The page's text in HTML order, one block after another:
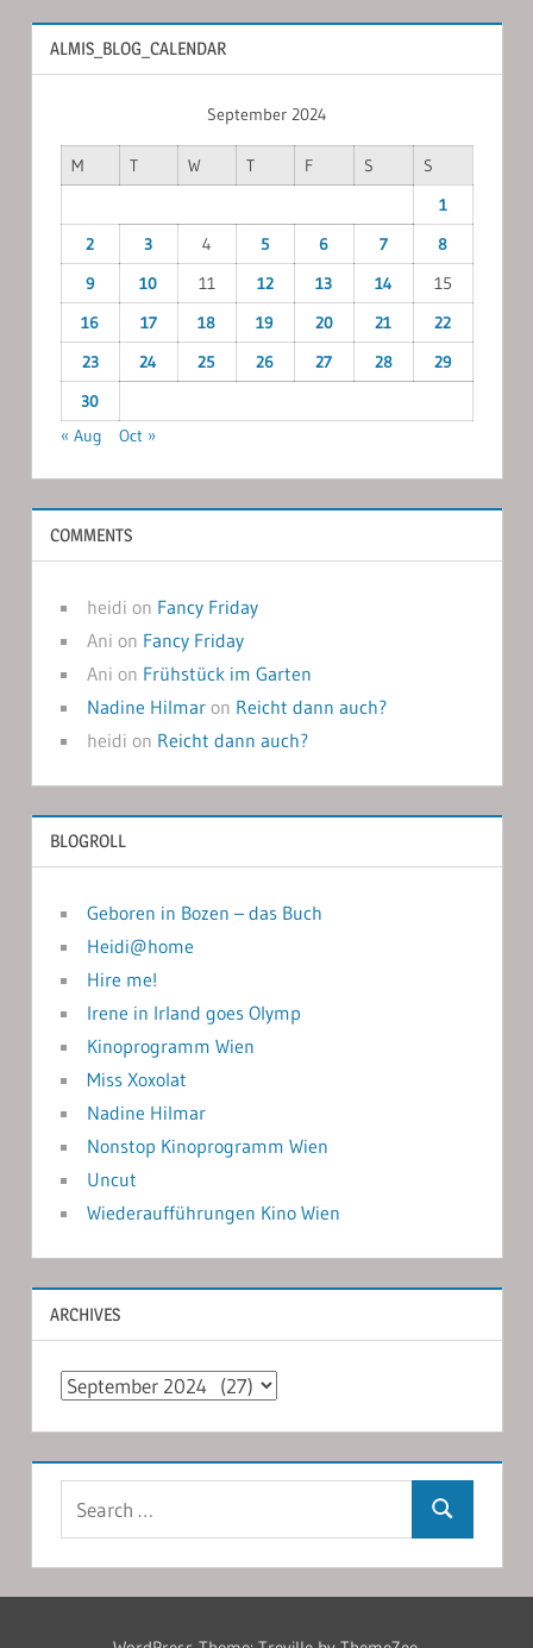
ALMIS_BLOG_CALENDAR
September 2024
M T W T F S
S
1
2
3 4 5 6 7
8
9
10 11 12 13 14
15
16
17 18 19 20 21
22
23
24 25 26 27 28
29
30
« Aug
Oct »
COMMENTS
heidi on Fancy Friday
Ani on Fancy Friday
Ani on Frühstück im Garten
Nadine Hilmaron Reicht dann auch?
heidi on Reicht dann auch?
BLOGROLL
Geboren in Bozen – das Buch
Heidi@home
Hire me!
Irene in Irland goes Olymp
Kinoprogramm Wien
Miss Xoxolat
Nadine Hilmar
Nonstop Kinoprogramm Wien
Uncut
Wiederaufführungen Kino Wien
ARCHIVES
Archives
Search